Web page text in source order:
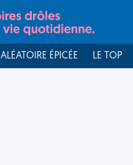
ALÉATOIRE ÉPICÉE LE TOP